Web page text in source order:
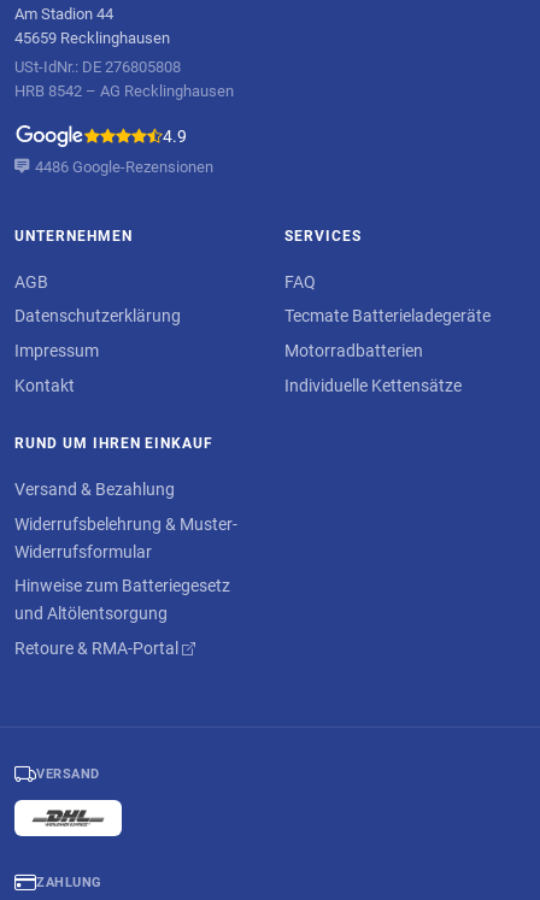
Am Stadion 44
45659 Recklinghausen
USt-IdNr.: DE 276805808
HRB 8542 – AG Recklinghausen
4.9
4486 Google-Rezensionen
UNTERNEHMEN
AGB
Datenschutzerklärung
Impressum
Kontakt
SERVICES
FAQ
Tecmate Batterieladegeräte
Motorradbatterien
Individuelle Kettensätze
RUND UM IHREN EINKAUF
Versand & Bezahlung
Widerrufsbelehrung & Muster-
Widerrufsformular
Hinweise zum Batteriegesetz
und Altölentsorgung
Retoure & RMA-Portal
VERSAND
ZAHLUNG